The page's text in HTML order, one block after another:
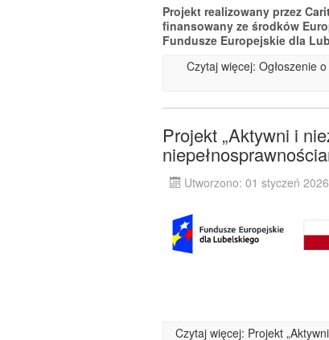
Projekt realizowany przez
finansowany ze środków
Fundusze Europejskie dla
Czytaj więcej: Ogłoszenie
Projekt „Aktywni i
Utworzono: 01 styczeń 2026
Czytaj więcej: Projekt